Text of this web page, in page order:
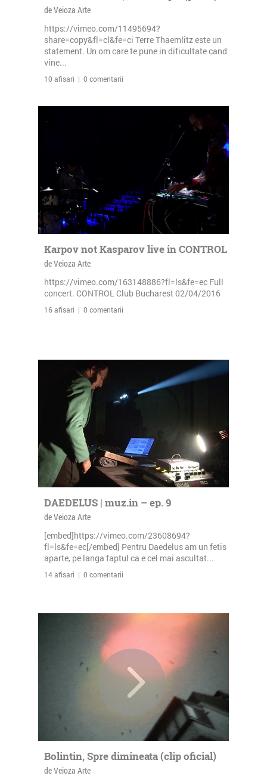
de Veioza Arte
https://vimeo.com/11495694?
share=copy&fl=cl&fe=ci Terre Thaemlitz este un
statement. Un om care te pune in dificultate cand
vine...
10 afisari | 0 comentarii
Karpov not Kasparov live in CONTROL
de Veioza Arte
https://vimeo.com/163148886?fl=ls&fe=ec Full
concert. CONTROL Club Bucharest 02/04/2016
16 afisari | 0 comentarii
DAEDELUS | muz.in – ep. 9
de Veioza Arte
[embed]https://vimeo.com/23608694?
fl=ls&fe=ec[/embed] Pentru Daedelus am un fetis
aparte, pe langa faptul ca e cel mai ascultat...
14 afisari | 0 comentarii
Bolintin, Spre dimineata (clip oficial)
de Veioza Arte